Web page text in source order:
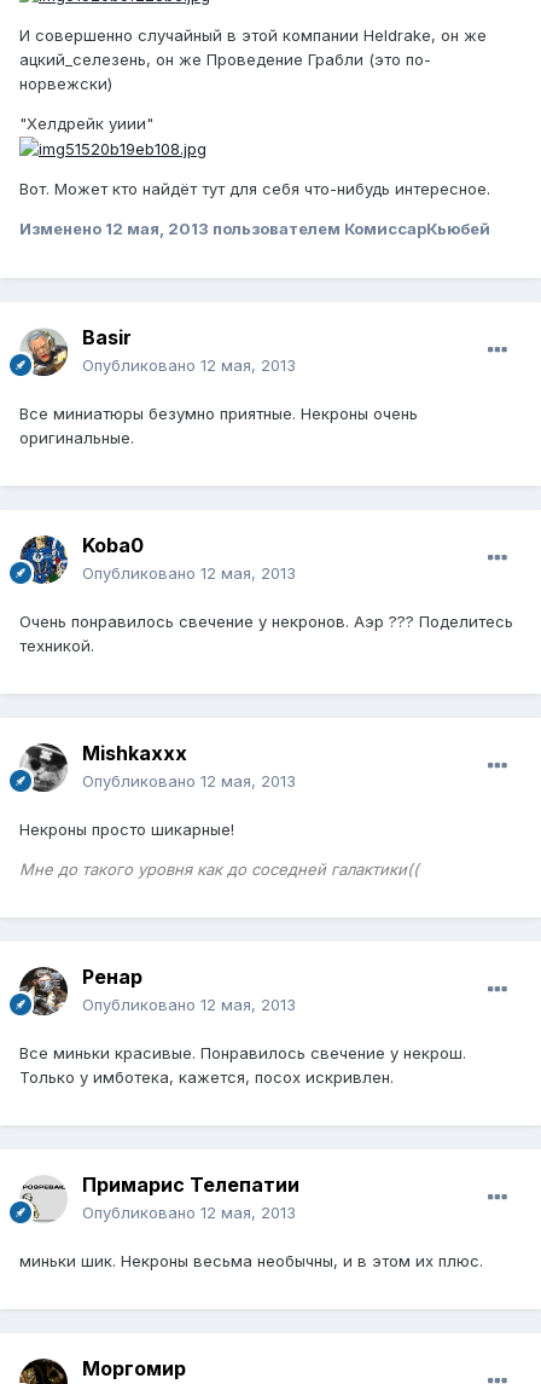
И совершенно случайный в этой компании Heldrake, он же
ацкий_селезень, он же Проведение Грабли (это по-
норвежски)
"Хелдрейк уиии"
Вот. Может кто найдёт тут для себя что-нибудь интересное.
Изменено 12 мая, 2013 пользователем КомиссарКьюбей
Basir
Опубликовано 12 мая, 2013
Все миниатюры безумно приятные. Некроны очень
оригинальные.
Koba0
Опубликовано 12 мая, 2013
Очень понравилось свечение у некронов. Аэр ??? Поделитесь
техникой.
Mishkaxxx
Опубликовано 12 мая, 2013
Некроны просто шикарные!
Мне до такого уровня как до соседней галактики((
Ренар
Опубликовано 12 мая, 2013
Все миньки красивые. Понравилось свечение у некрош.
Только у имботека, кажется, посох искривлен.
Примарис Телепатии
Опубликовано 12 мая, 2013
миньки шик. Некроны весьма необычны, и в этом их плюс.
Моргомир